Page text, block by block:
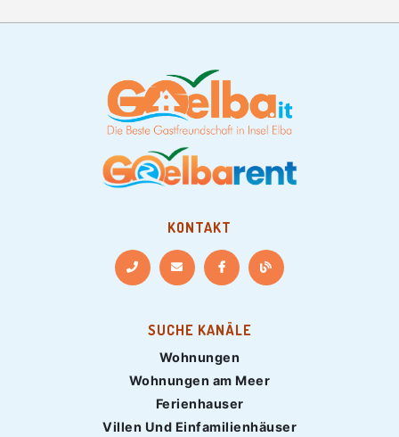
KONTAKT
SUCHE KANÄLE
Wohnungen
Wohnungen am Meer
Ferienhauser
Villen Und Einfamilienhäuser